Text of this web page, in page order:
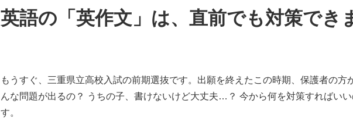
英語の「英作文」は、直前でも対策でき
もうすぐ、三重県立高校入試の前期選抜です。出願を終えたこの時期、保護者の方
んな問題が出るの？
うちの子、書けないけど大丈夫…？ 今から何を対策すればいい
す。